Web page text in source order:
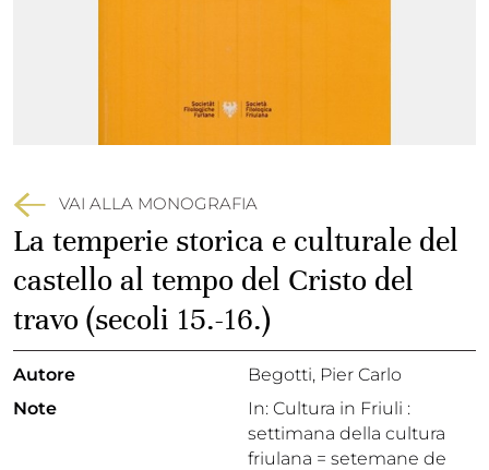
VAI ALLA MONOGRAFIA
La temperie storica e culturale del
castello al tempo del Cristo del
travo (secoli 15.-16.)
Autore
Begotti, Pier Carlo
Note
In: Cultura in Friuli :
settimana della cultura
friulana = setemane de